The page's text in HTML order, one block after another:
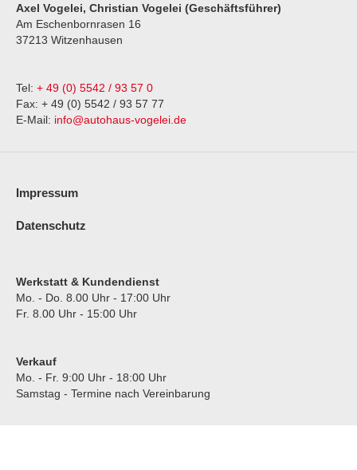
Axel Vogelei, Christian Vogelei (Geschäftsführer)
Am Eschenbornrasen 16
37213 Witzenhausen
Tel: + 49 (0) 5542 / 93 57 0
Fax: + 49 (0) 5542 / 93 57 77
E-Mail: info@autohaus-vogelei.de
Impressum
Datenschutz
Werkstatt & Kundendienst
Mo. - Do. 8.00 Uhr - 17:00 Uhr
Fr. 8.00 Uhr - 15:00 Uhr
Verkauf
Mo. - Fr. 9:00 Uhr - 18:00 Uhr
Samstag - Termine nach Vereinbarung